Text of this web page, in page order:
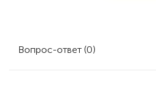
Вопрос-ответ (0)